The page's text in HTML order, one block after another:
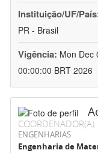
Instituição/UF/
PR - Brasil
Vigência: Mon Dec
00:00:00 BRT 2026
COORDENADOR(A)
ENGENHARIAS
Engenharia de